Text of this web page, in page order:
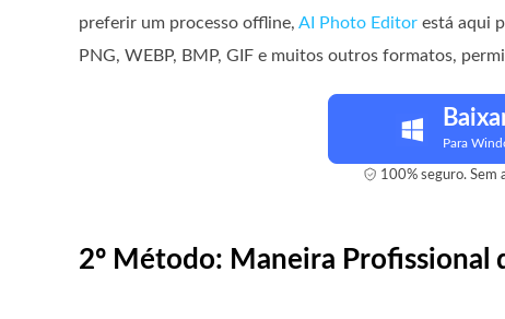
preferir um processo offline, AI Photo Editor está aqui
PNG, WEBP, BMP, GIF e muitos outros formatos,
Para
100% seguro. Sem
2º Método: Maneira Profissional